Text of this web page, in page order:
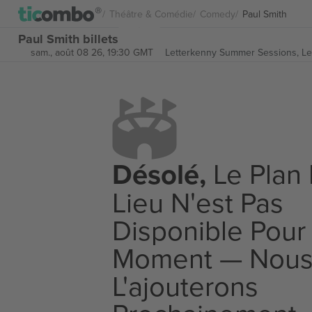
Théâtre & Comédie Comedy Paul Smith
Paul Smith billets
sam., août 08 26, 19:30 GMT Letterkenny Summer Sessions,
Désolé, Le Plan
Lieu N'est Pas
Disponible Pour
Moment — Nous
L'ajouterons